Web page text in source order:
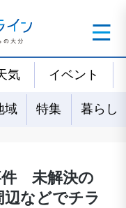
気 イベント
域 特集 暮らし
件 未解決の
などでチラ